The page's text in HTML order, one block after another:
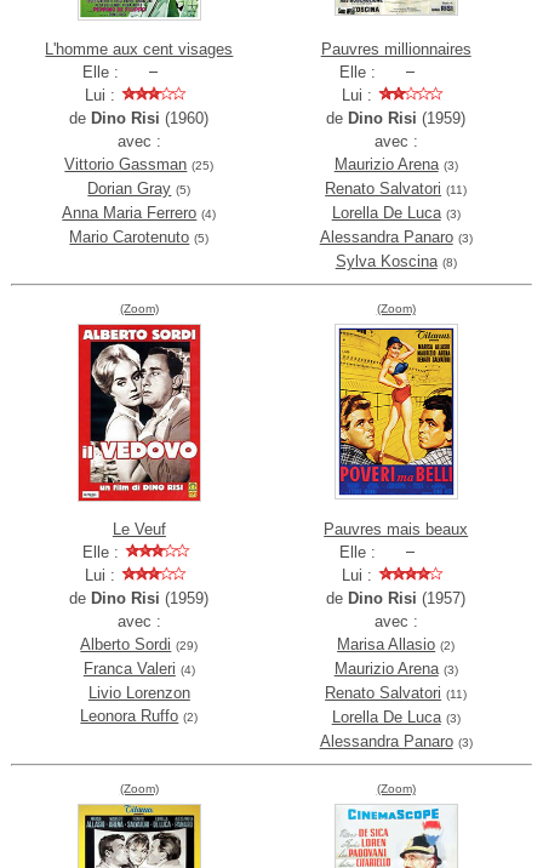
L'homme aux cent visages
Elle :
Lui :
de Dino Risi (1960)
avec :
Vittorio Gassman (25)
Dorian Gray (5)
Anna Maria Ferrero (4)
Mario Carotenuto (5)
Pauvres millionnaires
Elle :
Lui :
de Dino Risi (1959)
avec :
Maurizio Arena (3)
Renato Salvatori (11)
Lorella De Luca (3)
Alessandra Panaro (3)
Sylva Koscina (8)
(Zoom)
Le Veuf
Elle :
Lui :
de Dino Risi (1959)
avec :
Alberto Sordi (29)
Franca Valeri (4)
Livio Lorenzon
Leonora Ruffo (2)
(Zoom)
Pauvres mais beaux
Elle :
Lui :
de Dino Risi (1957)
avec :
Marisa Allasio (2)
Maurizio Arena (3)
Renato Salvatori (11)
Lorella De Luca (3)
Alessandra Panaro (3)
(Zoom) (Zoom)